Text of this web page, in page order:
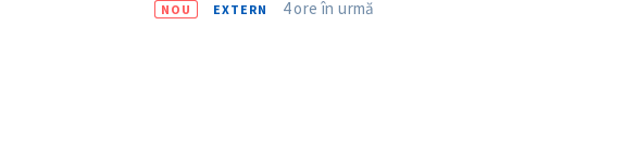
NOU EXTERN 4 ore în urmă